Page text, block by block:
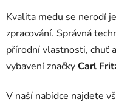
Kvalita medu se nerodí
zpracování. Správná
přírodní vlastnosti, chuť
vybavení značkyCarl
V naší nabídce najdete